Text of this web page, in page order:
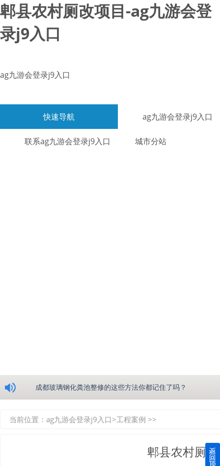
郫县农村厕改项目-ag九游会登
录j9入口
ag九游会登录j9入口
快速导航 ag九游会登录j9入口
联系ag九游会登录j9入口 城市分站
成都玻璃钢化粪池整修的这些方法你都记住了吗？
四川玻璃钢化粪池逐渐取代传统玻璃钢化粪池的这几点原因
当前位置： ag九游会登录j9入口>工程案例 >>
郫县农村厕